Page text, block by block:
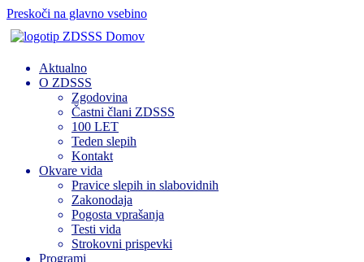
Preskoči na glavno vsebino
Domov
Aktualno
O ZDSSS
Zgodovina
Častni člani ZDSSS
100 LET
Teden slepih
Kontakt
Okvare vida
Pravice slepih in slabovidnih
Zakonodaja
Pogosta vprašanja
Testi vida
Strokovni prispevki
Programi